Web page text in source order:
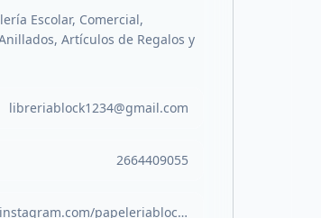
Escolar, Comercial,
Artículos de Regalos y
libreriablock1234@gmail.com
2664409055
https://www.instagram.com/papeleriablock.sl?igsh=MW05Z3RocjUwOTlvOA%3D%3D